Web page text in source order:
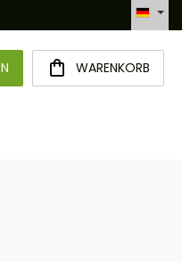
Bestellabwicklung (API)
AUF DEM MERKZETTEL
WARENKORB